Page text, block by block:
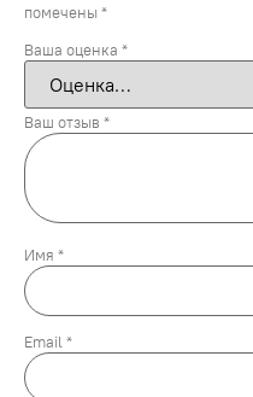
помечены *
Ваша оценка *
Ваш отзыв *
Имя *
Email *